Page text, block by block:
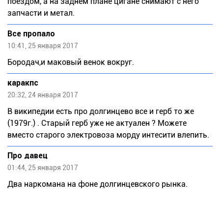
запчасти и метал.
Все пропало
10:41, 25 января 2017
Бородач,и маковый венок вокруг.
каракпс
20:32, 24 января 2017
В википедии есть про долгинцево все и герб то же
(1979г.) . Старый герб уже не актуален ? Можете
вместо старого электровоза морду интесити влепить.
Про давец
01:44, 25 января 2017
Два наркомана на фоне долгинцевского рынка.